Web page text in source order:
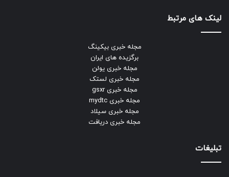
لینک های مرتبط
مجله خبری بیکینگ
برگزیده های ایران
مجله خبری یولن
مجله خبری لستک
مجله خبری gsxr
مجله خبری mydtc
مجله خبری سیلاد
مجله خبری دریافت
تبلیغات